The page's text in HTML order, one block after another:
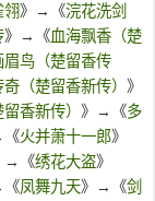
翎》→《浣花洗剑
》→《血海飘香（楚
眉鸟（楚留香传
（楚留香新传） 》
香新传） 》→《多
火并萧十一郎》
→《绣花大盗》
凤舞九天》→《剑